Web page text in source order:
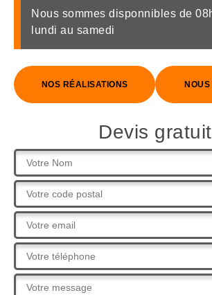
Nous sommes disponnibles de
lundi au samedi
NOS RÉALISATIONS
Devis gratuit